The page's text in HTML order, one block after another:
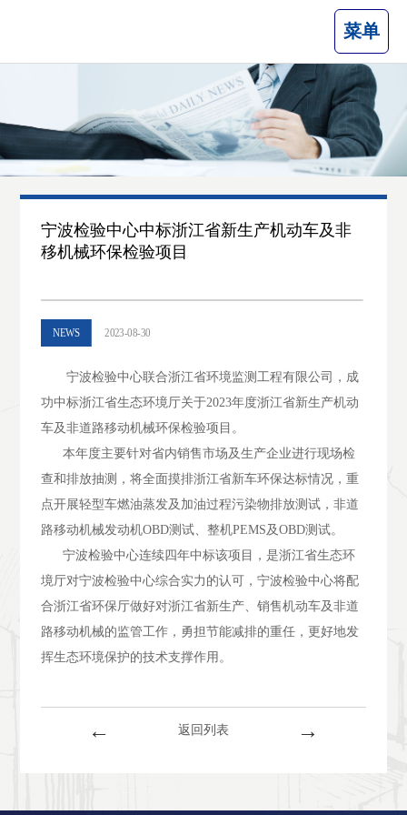
菜单
宁波检验中心中标浙江省新生产机动车及非
移机械环保检验项目
NEWS 2023-08-30
宁波检验中心联合浙江省环境监测工程有限公司，成
功中标浙江省生态环境厅关于2023年度浙江省新生产机动
车及非道路移动机械环保检验项目。
本年度主要针对省内销售市场及生产企业进行现场检
查和排放抽测，将全面摸排浙江省新车环保达标情况，重
点开展轻型车燃油蒸发及加油过程污染物排放测试，非道
路移动机械发动机OBD测试、整机PEMS及OBD测试。
宁波检验中心连续四年中标该项目，是浙江省生态环
境厅对宁波检验中心综合实力的认可，宁波检验中心将配
合浙江省环保厅做好对浙江省新生产、销售机动车及非道
路移动机械的监管工作，勇担节能减排的重任，更好地发
挥生态环境保护的技术支撑作用。
← 返回列表 →